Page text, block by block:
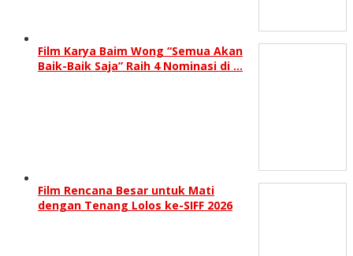
Film Karya Baim Wong “Semua Akan
Baik-Baik Saja” Raih 4 Nominasi di …
Film Rencana Besar untuk Mati
dengan Tenang Lolos ke-SIFF 2026